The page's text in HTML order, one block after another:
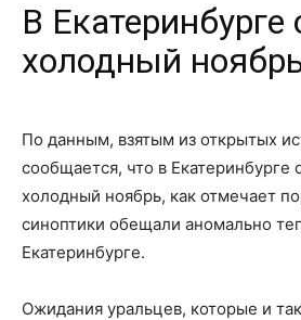
В
холодный
По данным, взятым из открытых
сообщается, что в Екатеринбурге
холодный ноябрь, как отмечает
синоптики обещали аномально
Екатеринбурге.
Ожидания уральцев, которые и